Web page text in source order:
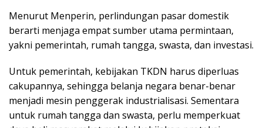
Menurut Menperin, perlindungan pasar domestik
berarti menjaga empat sumber utama permintaan,
yakni pemerintah, rumah tangga, swasta, dan investasi.
Untuk pemerintah, kebijakan TKDN harus diperluas
cakupannya, sehingga belanja negara benar-benar
menjadi mesin penggerak industrialisasi. Sementara
untuk rumah tangga dan swasta, perlu memperkuat